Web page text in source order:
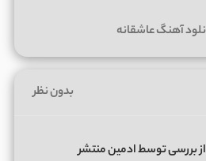
آهنگ عاشقانه
بدون نظر
بررسی توسط ادمین منتشر